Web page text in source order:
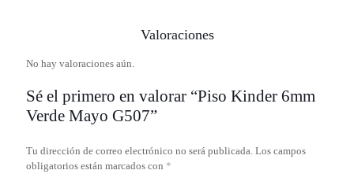
Valoraciones
No hay valoraciones aún.
Sé el primero en valorar “Piso Kinder 6mm
Verde Mayo G507”
Tu dirección de correo electrónico no será publicada. Los campos
obligatorios están marcados con *